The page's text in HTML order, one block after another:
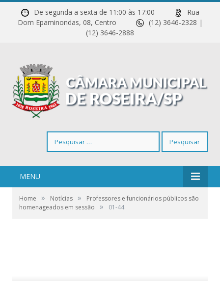
De segunda a sexta de 11:00 às 17:00
Rua
Dom Epaminondas, 08, Centro
(12) 3646-2328 |
(12) 3646-2888
por:
MENU
Home » Notícias »
Professores e funcionários públicos são
homenageados em sessão
» 01-44